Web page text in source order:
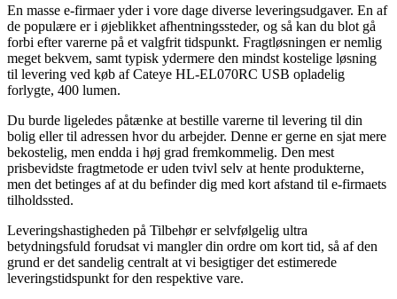
En masse e-firmaer yder i vore dage diverse leveringsudgaver. En af
de populære er i øjeblikket afhentningssteder, og så kan du blot gå
forbi efter varerne på et valgfrit tidspunkt. Fragtløsningen er nemlig
meget bekvem, samt typisk ydermere den mindst kostelige løsning
til levering ved køb af Cateye HL-EL070RC USB opladelig
forlygte, 400 lumen.
Du burde ligeledes påtænke at bestille varerne til levering til din
bolig eller til adressen hvor du arbejder. Denne er gerne en sjat mere
bekostelig, men endda i høj grad fremkommelig. Den mest
prisbevidste fragtmetode er uden tvivl selv at hente produkterne,
men det betinges af at du befinder dig med kort afstand til e-firmaets
tilholdssted.
Leveringshastigheden på Tilbehør er selvfølgelig ultra
betydningsfuld forudsat vi mangler din ordre om kort tid, så af den
grund er det sandelig centralt at vi besigtiger det estimerede
leveringstidspunkt for den respektive vare.